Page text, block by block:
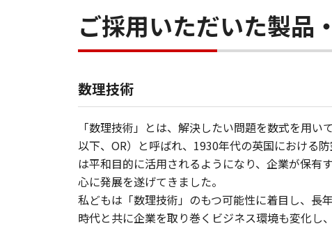
ご採用いただいた製品
数理技術
「数理技術」とは、解決したい問題を数式を用
以下、OR）と呼ばれ、1930年代の英国における
は平和目的に活用されるようになり、企業が保有
心に発展を遂げてきました。
私どもは「数理技術」のもつ可能性に着目し、長
時代と共に企業を取り巻くビジネス環境も変化し